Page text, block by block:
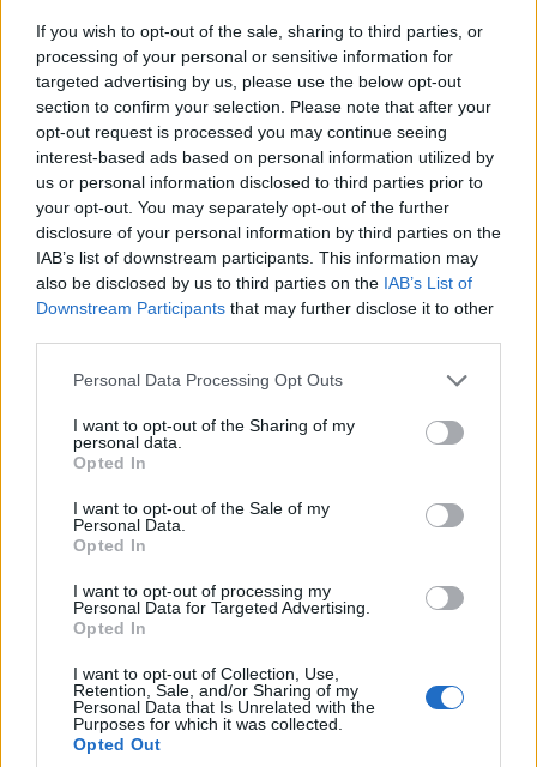
If you wish to opt-out of the sale, sharing to third parties, or
processing of your personal or sensitive information for
targeted advertising by us, please use the below opt-out
section to confirm your selection. Please note that after your
opt-out request is processed you may continue seeing
interest-based ads based on personal information utilized by
us or personal information disclosed to third parties prior to
your opt-out. You may separately opt-out of the further
disclosure of your personal information by third parties on the
IAB’s list of downstream participants. This information may
also be disclosed by us to third parties on the IAB’s List of
Downstream Participants that may further disclose it to other
Please note that this website/app uses one or more Google
not limited to your visit or usage behaviour. You may click to
grant or deny consent to Google and its third-party tags to
use your data for below specified purposes in below Google
consent section.
Personal Data Processing Opt Outs
I want to opt-out of the Sharing of my
personal data.
Opted In
I want to opt-out of the Sale of my
Personal Data.
Opted In
I want to opt-out of processing my
Personal Data for Targeted Advertising.
Opted In
I want to opt-out of Collection, Use,
Retention, Sale, and/or Sharing of my
Personal Data that Is Unrelated with the
Purposes for which it was collected.
Opted Out
Notizie in tempo reale?
Entra nel canale telegram di
GalluraOggi.it
Ricevi le nostre ultime news
Condividi l'articolo
F
a
ce
b
o
o
k
T
w
it
te
Pi
n
te
re
W
at
s
A
p
p
S
a
re
Articolo precedente
Prossimo articolo
NOTIZIE RECENTI